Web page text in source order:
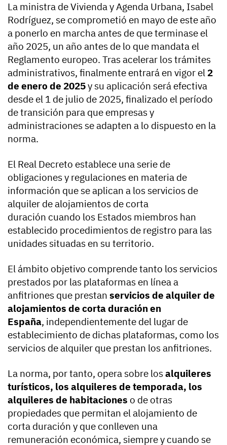
La ministra de Vivienda y Agenda Urbana, Isabel
Rodríguez, se comprometió en mayo de este año
a ponerlo en marcha antes de que terminase el
año 2025, un año antes de lo que mandata el
Reglamento europeo. Tras acelerar los trámites
administrativos, finalmente entrará en vigor el 2
de enero de 2025y su aplicación será efectiva
desde el 1 de julio de 2025, finalizado el período
de transición para que empresas y
administraciones se adapten a lo dispuesto en la
norma.
El Real Decreto establece una serie de
obligaciones y regulaciones en materia de
información que se aplican a los servicios de
alquiler de alojamientos de corta
duración cuando los Estados miembros han
establecido procedimientos de registro para las
unidades situadas en su territorio.
El ámbito objetivo comprende tanto los servicios
prestados por las plataformas en línea a
anfitriones que prestan servicios de alquiler de
alojamientos de corta duración en
España, independientemente del lugar de
establecimiento de dichas plataformas, como los
servicios de alquiler que prestan los anfitriones.
La norma, por tanto, opera sobre losalquileres
turísticos, los alquileres de temporada, los
alquileres de habitaciones o de otras
propiedades que permitan el alojamiento de
corta duración y que conlleven una
remuneración económica, siempre y cuando se